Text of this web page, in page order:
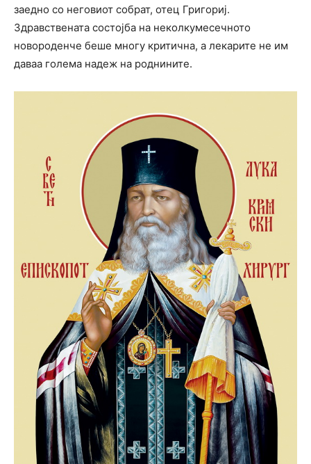
заедно со неговиот собрат, отец Григориј.
Здравствената состојба на неколкумесечното
новороденче беше многу критична, а лекарите не им
даваа голема надеж на роднините.